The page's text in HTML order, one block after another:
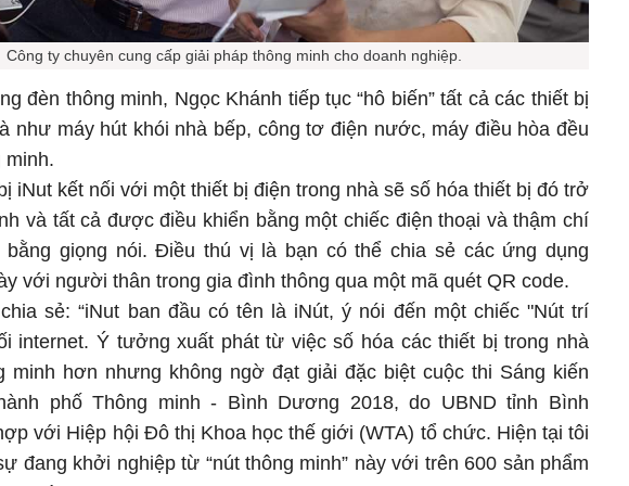
Công ty chuyên cung cấp giải pháp thông minh cho doanh nghiệp.
đèn thông minh, Ngọc Khánh tiếp tục “hô biến” tất cả các thiết bị
như máy hút khói nhà bếp, công tơ điện nước, máy điều hòa đều
minh.
iNut kết nối với một thiết bị điện trong nhà sẽ số hóa thiết bị đó trở
và tất cả được điều khiển bằng một chiếc điện thoại và thậm chí
bằng giọng nói. Điều thú vị là bạn có thể chia sẻ các ứng dụng
với người thân trong gia đình thông qua một mã quét QR code.
sẻ: “iNut ban đầu có tên là iNút, ý nói đến một chiếc "Nút trí
internet. Ý tưởng xuất phát từ việc số hóa các thiết bị trong nhà
minh hơn nhưng không ngờ đạt giải đặc biệt cuộc thi Sáng kiến
phố Thông minh - Bình Dương 2018, do UBND tỉnh Bình
với Hiệp hội Đô thị Khoa học thế giới (WTA) tổ chức. Hiện tại tôi
đang khởi nghiệp từ “nút thông minh” này với trên 600 sản phẩm